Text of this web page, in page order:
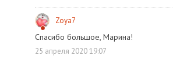
Zoya7
Спасибо большое, Марина!
25 апреля 2020 19:07